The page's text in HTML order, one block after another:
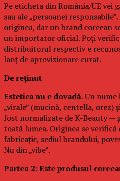
Pe eticheta din România/UE vei
sau ale „persoanei
originea, dar un brand coreean
un importator oficial. Poți
distribuitorul respectiv e
lanț de aprovizionare curat.
De reținut
Estetica nu e dovadă.Un nume
„virale” (mucină, centella, orez)
fost normalizate de K-Beauty —
toată lumea. Originea se
fabricație, sediul brandului,
Nu din „vibe”.
Partea 2: Este produsul